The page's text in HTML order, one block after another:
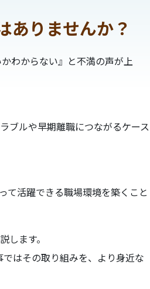
ありませんか？
わからない』と不満の声が上
ブルや早期離職につながるケース
て活躍できる職場環境を築くこと
ます。
はその取り組みを、より身近な